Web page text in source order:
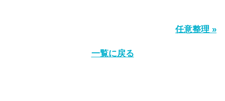
任意整理 »
一覧に戻る